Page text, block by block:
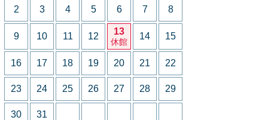
2 3 4 5 6 7 8
9 10 11 12 13
休館
14 15
16 17 18 19 20 21 22
23 24 25 26 27 28 29
30 31